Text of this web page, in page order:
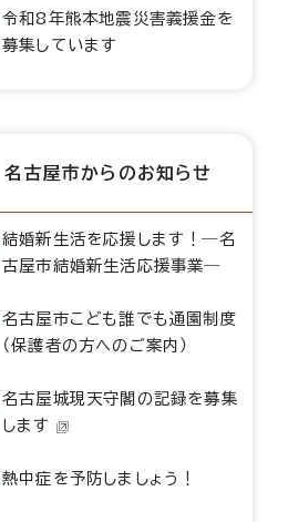
令和8年熊本地震災害義援金を
募集しています
名古屋市からのお知らせ
結婚新生活を応援します！―名
古屋市結婚新生活応援事業―
名古屋市こども誰でも通園制度
（保護者の方へのご案内）
名古屋城現天守閣の記録を募集
します
熱中症を予防しましょう！